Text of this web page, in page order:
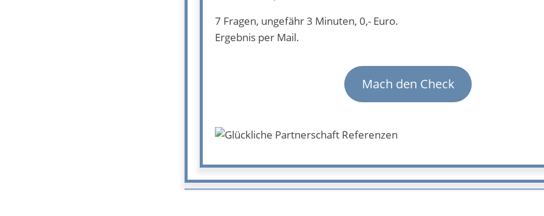
7 Fragen, ungefähr 3 Minuten, 0,- Euro.
Ergebnis per Mail.
Mach den Check